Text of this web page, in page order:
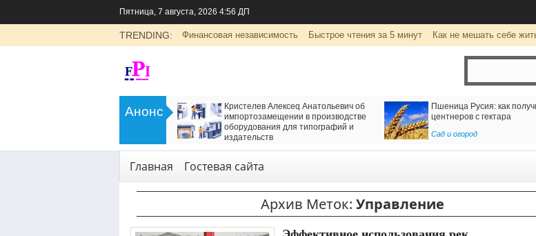
Пятница, 7 августа, 2026 4:56 ДП
TRENDING: Финансовая независимость Быстрое чтения за 5 минут Как не мешать себе
Анонс
LADA Largus: универсальный
семейный автомобиль с российским
Кристелев Алексеq Анатольевич об
импортозамещении в производстве
оборудования для типографий и
издательств
Пшеница Русия: как
центнеров с гектара
Сад и огород
Главная Гостевая сайта
Архив Меток: Управление